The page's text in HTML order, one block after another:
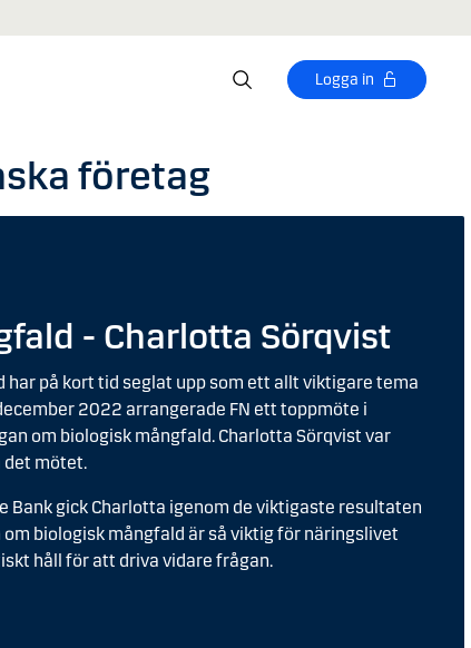
Logga in
företag
- Charlotta Sörqvist
har på kort tid seglat upp som ett allt viktigare tema
2022 arrangerade FN ett toppmöte i
om biologisk mångfald. Charlotta Sörqvist var
det mötet.
Bank gick Charlotta igenom de viktigaste resultaten
biologisk mångfald är så viktig för näringslivet
håll för att driva vidare frågan.